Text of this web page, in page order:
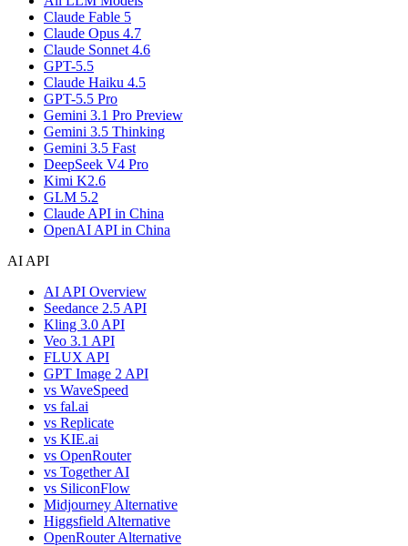
Claude Fable 5
Claude Opus 4.7
Claude Sonnet 4.6
GPT-5.5
Claude Haiku 4.5
GPT-5.5 Pro
Gemini 3.1 Pro Preview
Gemini 3.5 Thinking
Gemini 3.5 Fast
DeepSeek V4 Pro
Kimi K2.6
GLM 5.2
Claude API in China
OpenAI API in China
AI API
AI API Overview
Seedance 2.5 API
Kling 3.0 API
Veo 3.1 API
FLUX API
GPT Image 2 API
vs WaveSpeed
vs fal.ai
vs Replicate
vs KIE.ai
vs OpenRouter
vs Together AI
vs SiliconFlow
Midjourney Alternative
Higgsfield Alternative
OpenRouter Alternative